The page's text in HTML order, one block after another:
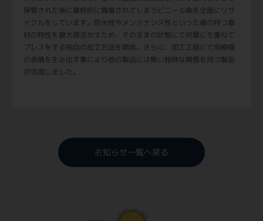
保管された後に最終的に廃棄されてしまうビニール傘を全面にリサ
イクルをしています。防水性やメンテナンス性といった傘の持つ素
材の特性を最大限活かすため、そのままの状態にて何層にも重ねて
プレスをする独自の加工方法を開発。さらに、加工工程にて雨模様
の表情を生み出す事により他の製品には無い独特な質感を持つ製品
が完成しました。
お知らせ一覧へ戻る